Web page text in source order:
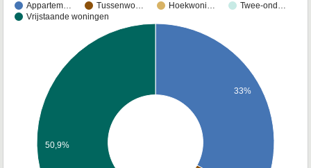
Appartem… Tussenwo… Hoekwoni…
Twee-ond…
Vrijstaande woningen
33%
50,9%